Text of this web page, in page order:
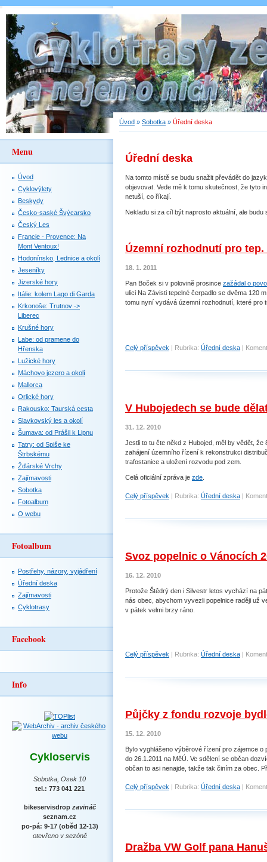
Úvod » Sobotka » Úřední deska
Úřední deska
Na tomto místě se budu snažit převádět do
objevovat. Vede mě k tomu skutečnost, že tyto
netuší, co říkají.
Nekladu si za cíl být naprosto aktuální, ale
Územní rozhodnutí pro
18. 1. 2011
Pan Boček si v polovině prosince zažádal o
ulici Na Závisti tepelné čerpadlo se dvěma 120
tomu nyní vydává územní rozhodnutí, které pro
Celý příspěvek | Rubrika: Úřední deska |
V Hubojedech se bude
31. 12. 2010
Jestli to tu čte někd z Hubojed, měl by vědět,
zahájení územního řízení k rekonstrukci
trafostanice a uložení rozvodu pod zem.
Celá oficiální zpráva je zde
Celý příspěvek | Rubrika: Úřední deska |
Svoz popelnic o Vánocích
16. 12. 2010
Protože Štědrý den i Silvestr letos vychází na
nás obec, abychom vyvezli popelnice raději už
v pátek velmi brzy ráno.
Celý příspěvek | Rubrika: Úřední deska |
Půjčky z fondu rozvoje
15. 12. 2010
Bylo vyghlášeno výběrové řízení pro zájemce o
do 26.1.2011 na MěÚ. Ve sdělení se občan
občan to asi nenajde, takže tak činím za obec.
Celý příspěvek | Rubrika: Úřední deska |
Dražba VW Golf pana
Menu
Úvod
Cyklovýlety
Beskydy
Česko-saské Švýcarsko
Český Les
Francie - Provence: Na
Mont Ventoux!
Hodonínsko, Lednice a okolí
Jeseníky
Jizerské hory
Itálie: kolem Lago di Garda
Krkonoše: Trutnov ->
Liberec
Krušné hory
Labe: od pramene do
Hřenska
Lužické hory
Máchovo jezero a okolí
Mallorca
Orlické hory
Rakousko: Taurská cesta
Slavkovský les a okolí
Šumava: od Prášil k Lipnu
Tatry: od Spiše ke
Štrbskému
Žďárské Vrchy
Zajímavosti
Sobotka
Fotoalbum
O webu
Fotoalbum
Postřehy, názory, vyjádření
Úřední deska
Zajímavosti
Cyklotrasy
Facebook
Info
Cykloservis
Sobotka, Osek 10
tel.: 773 041 221
bikeservisdrop zavináč
seznam.cz
po-pá: 9-17 (oběd 12-13)
otevřeno v sezóně